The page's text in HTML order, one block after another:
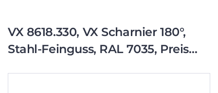
VX 8618.330, VX Scharnier 180°,
Stahl-Feinguss, RAL 7035, Preis